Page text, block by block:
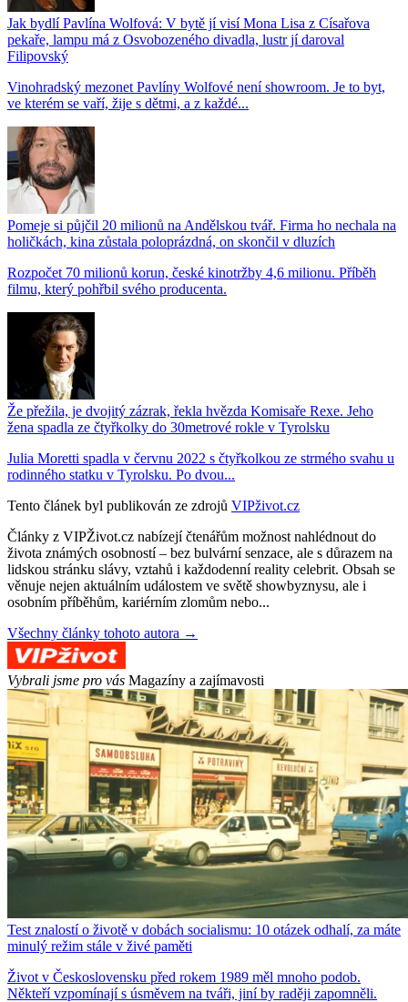
Jak bydlí Pavlína Wolfová: V bytě jí visí Mona Lisa z Císařova
pekaře, lampu má z Osvobozeného divadla, lustr jí daroval
Filipovský
Vinohradský mezonet Pavlíny Wolfové není showroom. Je to byt,
ve kterém se vaří, žije s dětmi, a z každé...
Pomeje si půjčil 20 milionů na Andělskou tvář. Firma ho nechala na
holičkách, kina zůstala poloprázdná, on skončil v dluzích
Rozpočet 70 milionů korun, české kinotržby 4,6 milionu. Příběh
filmu, který pohřbil svého producenta.
Že přežila, je dvojitý zázrak, řekla hvězda Komisaře Rexe. Jeho
žena spadla ze čtyřkolky do 30metrové rokle v Tyrolsku
Julia Moretti spadla v červnu 2022 s čtyřkolkou ze strmého svahu u
rodinného statku v Tyrolsku. Po dvou...
Tento článek byl publikován ze zdrojů VIPživot.cz
Články z VIPŽivot.cz nabízejí čtenářům možnost nahlédnout do
života známých osobností – bez bulvární senzace, ale s důrazem na
lidskou stránku slávy, vztahů i každodenní reality celebrit. Obsah se
věnuje nejen aktuálním událostem ve světě showbyznysu, ale i
osobním příběhům, kariérním zlomům nebo...
Všechny články tohoto autora →
Vybrali jsme pro vás Magazíny a zajímavosti
Test znalostí o životě v dobách socialismu: 10 otázek odhalí, za máte
minulý režim stále v živé paměti
Život v Československu před rokem 1989 měl mnoho podob.
Někteří vzpomínají s úsměvem na tváři, jiní by raději zapomněli.